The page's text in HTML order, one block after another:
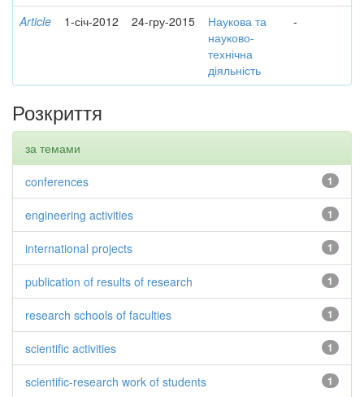
Article 1-січ-2012 24-гру-2015
Наукова та
науково-
технічна
діяльність
-
Розкриття
за темами
1
conferences
1
engineering activities
1
international projects
1
publication of results of research
1
research schools of faculties
1
scientific activities
1
scientific-research work of students